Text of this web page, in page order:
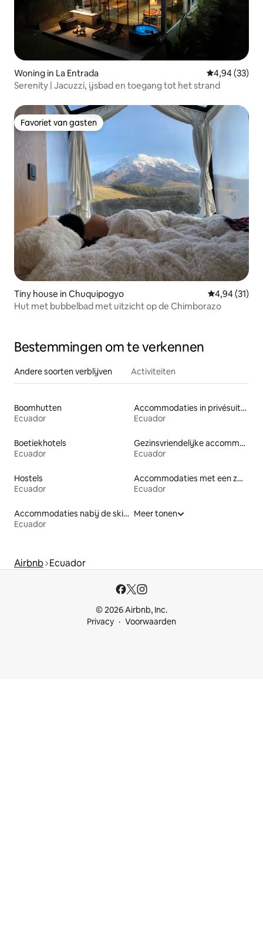
Woning in La Entrada Gemiddelde
4,94 (33)
Serenity | Jacuzzi, ijsbad en toegang tot het strand
Favoriet van gasten
Favoriet van gasten
Tiny house in Chuquipogyo Gemiddelde
4,94 (31)
Hut met bubbelbad met uitzicht op de Chimborazo
Bestemmingen om te verkennen
Andere soorten verblijven Activiteiten
Boomhutten
Ecuador
Accommodaties in privésuites
Ecuador
Boetiekhotels
Ecuador
Gezinsvriendelijke accommodaties
Ecuador
Hostels
Ecuador
Accommodaties met een zwembad
Ecuador
Accommodaties nabij de skipiste
Ecuador
Meer tonen
Airbnb Ecuador
© 2026 Airbnb, Inc.
Privacy
Voorwaarden